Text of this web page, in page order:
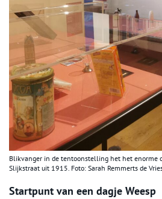
Blikvanger in de tentoonstelling het het enorme
Slijkstraat uit 1915. Foto: Sarah Remmerts de
Startpunt van een dagje Weesp